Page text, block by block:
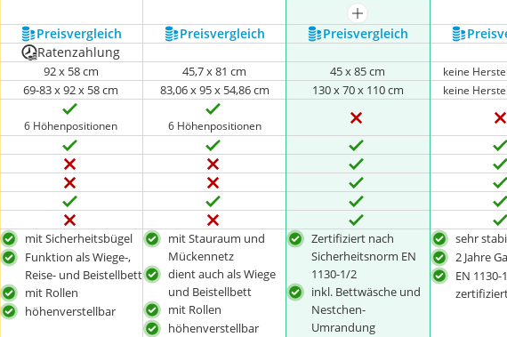
mehr anzeigen
Preis­vergleich Preis­vergleich Preis­vergleich
Ratenzahlung
92 x 58 cm 45,7 x 81 cm 45 x 85 cm keine
69-83 x 92 x 58 cm 83,06 x 95 x 54,86 cm 130 x 70 x 110 cm keine
6 Höhenpositionen 6 Höhenpositionen
mit Sicherheitsbügel
Funktion als Wiege-,
Reise- und Beistellbett
mit Rollen
höhenverstellbar
mit Stauraum und
Mückennetz
dient auch als Wiege
und Beistellbett
mit Rollen
höhenverstellbar
Zertifiziert nach
Sicherheitsnorm EN
1130-1/2
inkl. Bettwäsche und
Nestchen-
Umrandung
sehr
2 Jahre
EN 1130-